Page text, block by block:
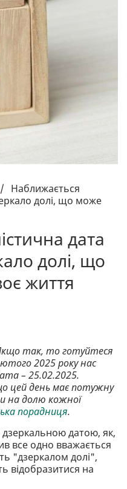
/ Наближається
долі, що може
дата
долі, що
життя
так, то готуйтеся
2025 року нас
– 25.02.2025.
цей день має потужну
на долю кожної
порадниця.
датою, як,
все одно вважається
"дзеркалом долі",
відобразитися на